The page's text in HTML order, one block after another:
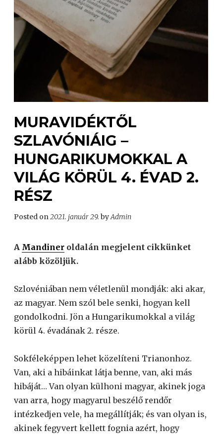
MURAVIDÉKTŐL
SZLAVÓNIÁIG –
HUNGARIKUMOKKAL A
VILÁG KÖRÜL 4. ÉVAD 2.
RÉSZ
Posted on2021. január 29. byAdmin
A Mandiner oldalán megjelent cikkünket
alább közöljük.
Szlovéniában nem véletlenül mondják: aki akar,
az magyar. Nem szól bele senki, hogyan kell
gondolkodni. Jön a Hungarikumokkal a világ
körül 4. évadának 2. része.
Sokféleképpen lehet közelíteni Trianonhoz.
Van, aki a hibáinkat látja benne, van, aki más
hibáját… Van olyan külhoni magyar, akinek joga
van arra, hogy magyarul beszélő rendőr
intézkedjen vele, ha megállítják; és van olyan is,
akinek fegyvert kellett fognia azért, hogy